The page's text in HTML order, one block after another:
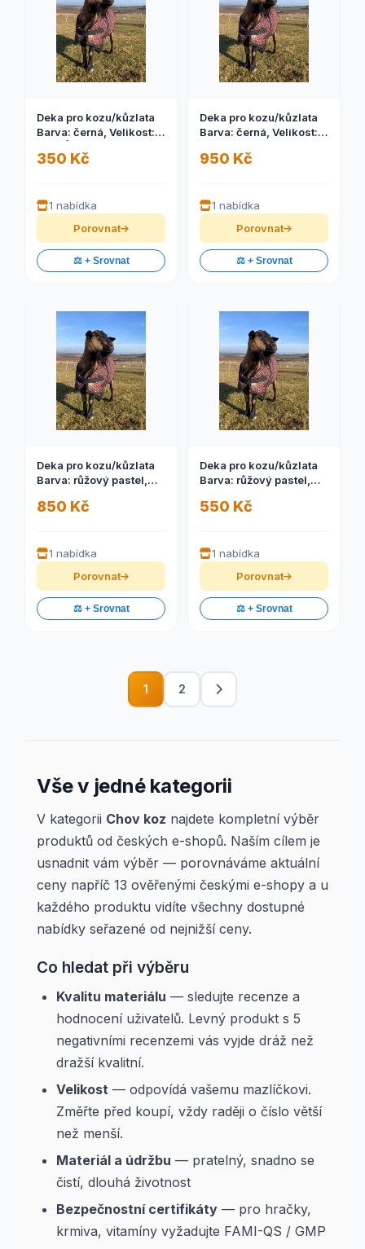
Deka pro kozu/kůzlata
Barva: černá, Velikost:
350 Kč
1 nabídka
Porovnat
⚖️ + Srovnat
Deka pro kozu/kůzlata
Barva: černá, Velikost:
950 Kč
1 nabídka
Porovnat
⚖️ + Srovnat
Deka pro kozu/kůzlata
Barva: růžový pastel,
850 Kč
1 nabídka
Porovnat
⚖️ + Srovnat
Deka pro kozu/kůzlata
Barva: růžový pastel,
550 Kč
1 nabídka
Porovnat
⚖️ + Srovnat
1 2
Vše v jedné kategorii
V kategorii Chov koz najdete kompletní výběr
produktů od českých e-shopů. Naším cílem je
usnadnit vám výběr — porovnáváme aktuální
ceny napříč 13 ověřenými českými e-shopy a u
každého produktu vidíte všechny dostupné
nabídky seřazené od nejnižší ceny.
Co hledat při výběru
Kvalitu materiálu — sledujte recenze a
hodnocení uživatelů. Levný produkt s 5
negativními recenzemi vás vyjde dráž než
dražší kvalitní.
Velikost — odpovídá vašemu mazlíčkovi.
Změřte před koupí, vždy raději o číslo větší
než menší.
Materiál a údržbu — pratelný, snadno se
čistí, dlouhá životnost
Bezpečnostní certifikáty — pro hračky,
krmiva, vitamíny vyžadujte FAMI-QS / GMP